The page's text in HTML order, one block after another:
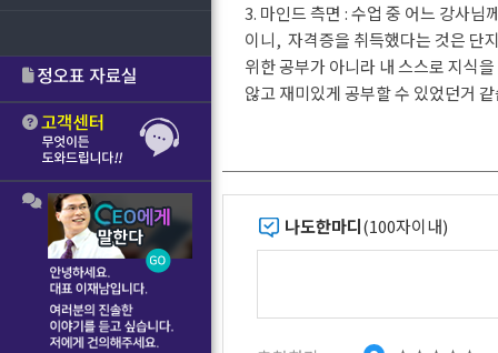
3. 마인드 측면 : 수업 중 어느 강사
이니, 자격증을 취득했다는 것은 단
위한 공부가 아니라 내 스스로 지식
않고 재미있게 공부할 수 있었던거
나도한마디(100자이내)